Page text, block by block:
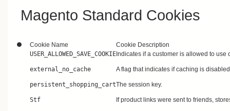
Magento Standard Cookies
Cookie Name
Cookie Description
USER_ALLOWED_SAVE_COOKIE Indicates if a customer is allowed to use
external_no_cache A flag that indicates if caching is
persistent_shopping_cartThe session key.
Stf If product links were sent to friends,